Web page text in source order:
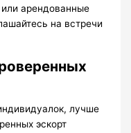
арендованные
на встречи
лучше
эскорт